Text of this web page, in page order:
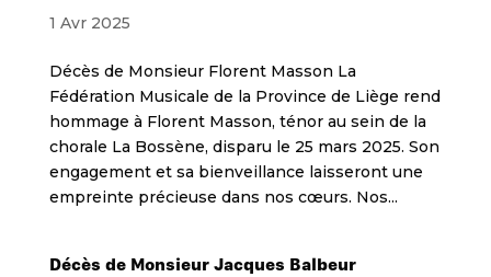
1 Avr 2025
Décès de Monsieur Florent Masson La
Fédération Musicale de la Province de Liège rend
hommage à Florent Masson, ténor au sein de la
chorale La Bossène, disparu le 25 mars 2025. Son
engagement et sa bienveillance laisseront une
empreinte précieuse dans nos cœurs. Nos...
Décès de Monsieur Jacques Balbeur